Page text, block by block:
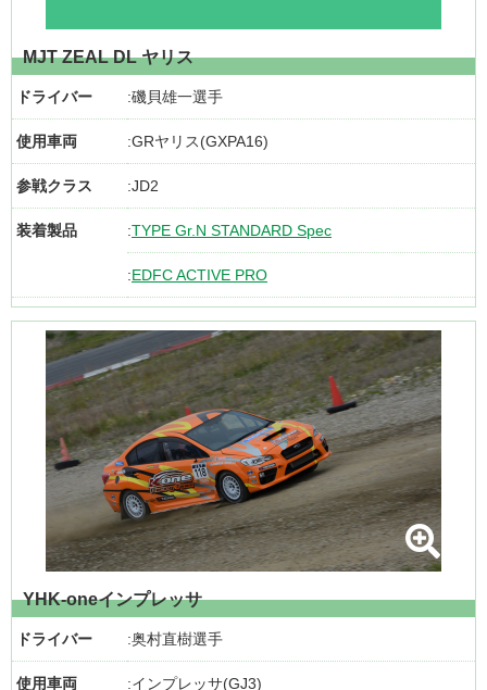
MJT ZEAL DL ヤリス
ドライバー 磯貝雄一選手
使用車両 GRヤリス(GXPA16)
参戦クラス JD2
装着製品 TYPE Gr.N STANDARD Spec
EDFC ACTIVE PRO
YHK-oneインプレッサ
ドライバー 奥村直樹選手
使用車両 インプレッサ(GJ3)